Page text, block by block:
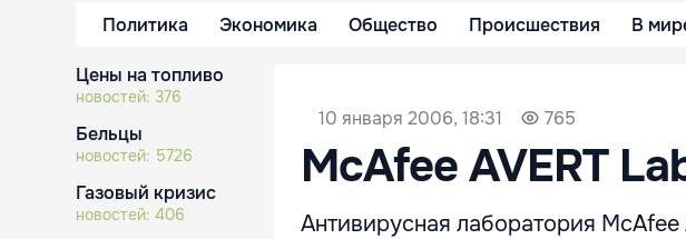
Политика Экономика Общество Происшествия В
Цены на топливо
новостей: 376
Бельцы
новостей: 5726
Газовый кризис
новостей: 406
10 января 2006, 18:31 765
McAfee AVERT
Антивирусная лаборатория McAfee